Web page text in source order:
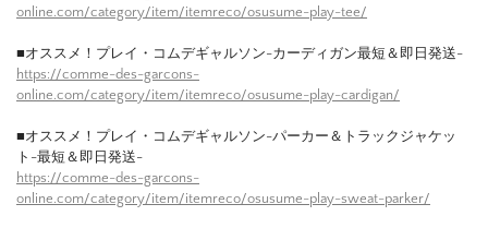
online.com/category/item/itemreco/osusume-play-tee/
■オススメ！プレイ・コムデギャルソン-カーディガン最短＆即日発送-
https://comme-des-garcons-
online.com/category/item/itemreco/osusume-play-cardigan/
■オススメ！プレイ・コムデギャルソン-パーカー＆トラックジャケッ
ト-最短＆即日発送-
https://comme-des-garcons-
online.com/category/item/itemreco/osusume-play-sweat-parker/